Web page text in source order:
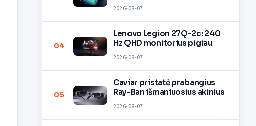
2026-08-07
04
Lenovo Legion 27Q-2c: 240
Hz QHD monitorius pigiau
2026-08-07
05
Caviar pristatė prabangius
Ray-Ban išmaniuosius akinius
2026-08-07